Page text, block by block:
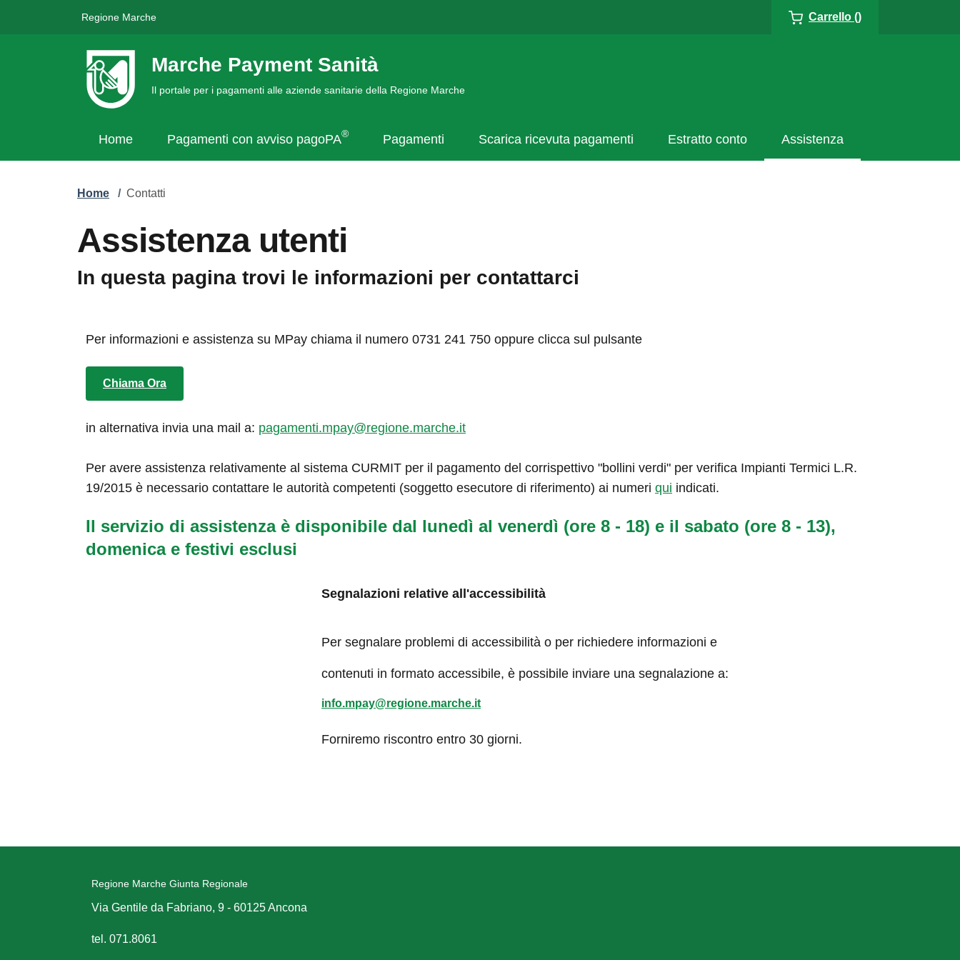
Regione Marche Carrello ()
Marche Payment Sanità
Il portale per i pagamenti alle aziende sanitarie della Regione Marche
Home Pagamenti con avviso pagoPA® Pagamenti Scarica ricevuta pagamenti Estratto conto Assistenza
Home / Contatti
Assistenza utenti
In questa pagina trovi le informazioni per contattarci
Per informazioni e assistenza su MPay chiama il numero 0731 241 750 oppure clicca sul pulsante
Chiama Ora
in alternativa invia una mail a: pagamenti.mpay@regione.marche.it
Per avere assistenza relativamente al sistema CURMIT per il pagamento del corrispettivo "bollini verdi" per verifica Impianti Termici L.R.
19/2015 è necessario contattare le autorità competenti (soggetto esecutore di riferimento) ai numeri qui indicati.
Il servizio di assistenza è disponibile dal lunedì al venerdì (ore 8 - 18) e il sabato (ore 8 - 13),
domenica e festivi esclusi
Segnalazioni relative all'accessibilità
Per segnalare problemi di accessibilità o per richiedere informazioni e
contenuti in formato accessibile, è possibile inviare una segnalazione a:
info.mpay@regione.marche.it
Forniremo riscontro entro 30 giorni.
Regione Marche Giunta Regionale
Via Gentile da Fabriano, 9 - 60125 Ancona
tel. 071.8061